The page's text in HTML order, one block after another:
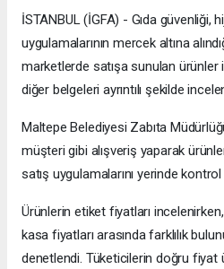
İSTANBUL (İGFA) - Gıda güvenliği,
uygulamalarının mercek altına
marketlerde satışa sunulan
diğer belgeleri ayrıntılı şekilde
Maltepe Belediyesi Zabıta
müşteri gibi alışveriş yaparak
satış uygulamalarını yerinde kontrol
Ürünlerin etiket fiyatları
kasa fiyatları arasında farklılık
denetlendi. Tüketicilerin doğru fiyat